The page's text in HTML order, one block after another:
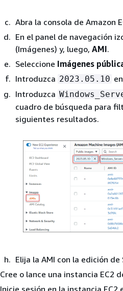
Abra la consola de Amazon
En el panel de navegación
(Imágenes) y, luego, AMI.
Seleccione Imágenes
Introduzca 2023.05.10
Introduzca
cuadro de búsqueda para
siguientes resultados.
Elija la AMI con la edición
Cree o lance una instancia EC2
Inicie sesión en la instancia